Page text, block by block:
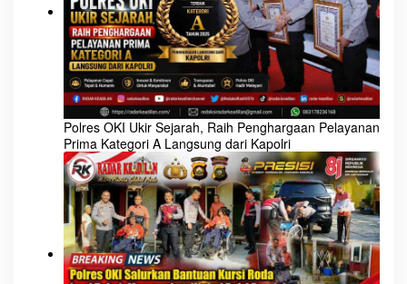
Polres OKI Salurkan Bantuan
Kursi Roda bagi Tokoh
Masyarakat, Wujud Polri
Presisi yang Humanis dan
Dekat dengan Rakyat
PEMERINTAHAN